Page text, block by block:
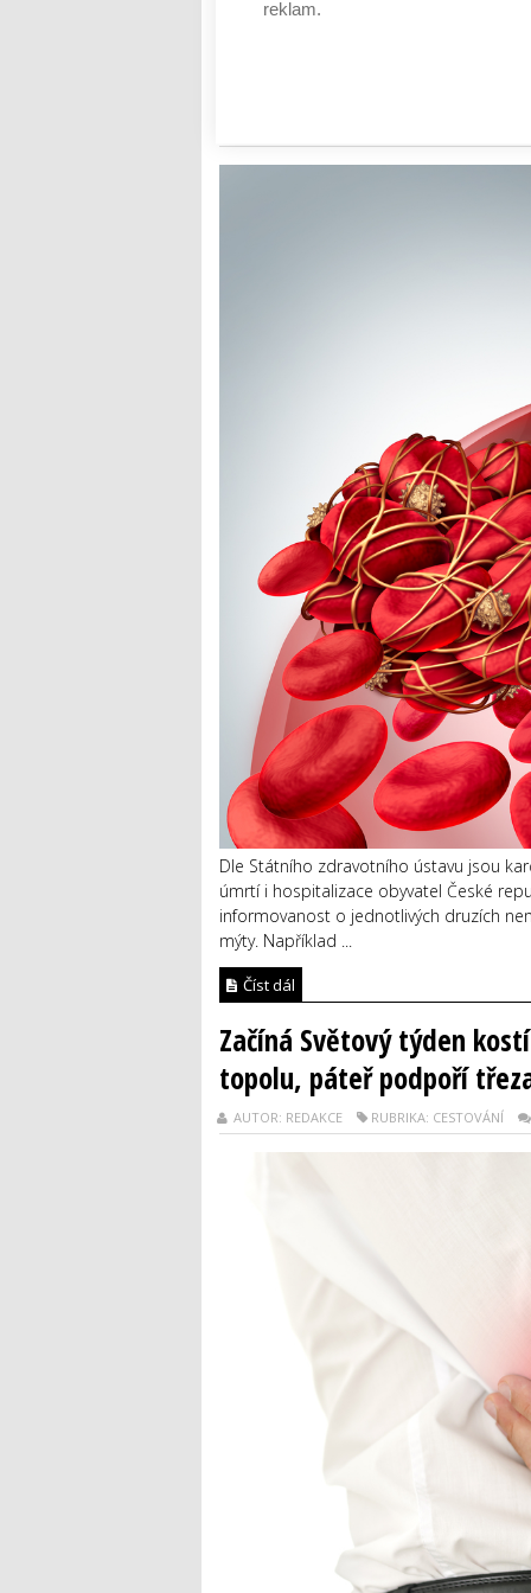
Dle Státního zdravotního ústavu jsou
úmrtí i hospitalizace obyvatel České
informovanost o jednotlivých druzích
mýty. Například ...
Číst dál
Začíná Světový týden
topolu, páteř podpoří
AUTOR: REDAKCE RUBRIKA: CESTOVÁNÍ
reklam.